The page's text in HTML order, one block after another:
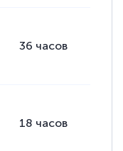
36 часов
18 часов